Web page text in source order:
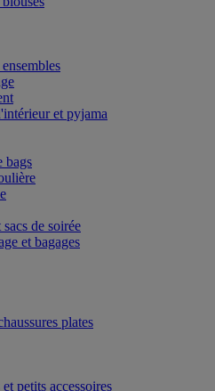
et pyjama
bags
sacs de soirée
et bagages
plates
petits accessoires